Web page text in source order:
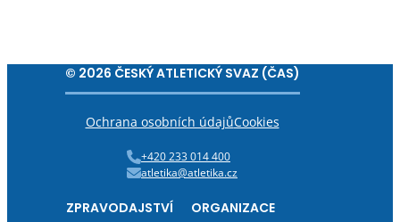
© 2026 ČESKÝ ATLETICKÝ SVAZ (ČAS)
Ochrana osobních údajůCookies
+420 233 014 400
atletika@atletika.cz
ZPRAVODAJSTVÍ ORGANIZACE